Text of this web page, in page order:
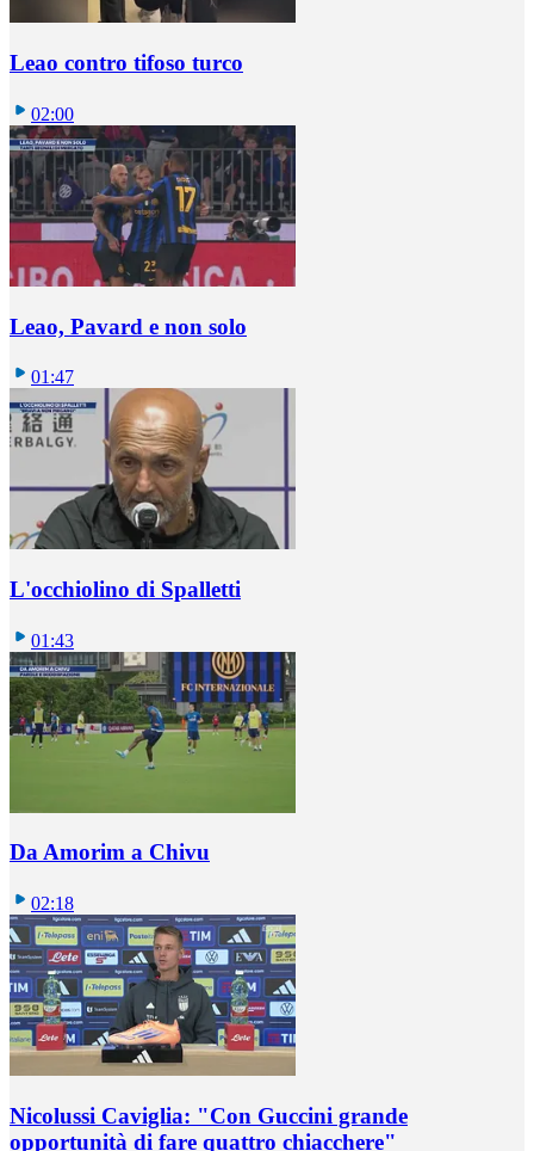
Leao contro tifoso turco
02:00
Leao, Pavard e non solo
01:47
L'occhiolino di Spalletti
01:43
Da Amorim a Chivu
02:18
Nicolussi Caviglia: "Con Guccini grande
opportunità di fare quattro chiacchere"